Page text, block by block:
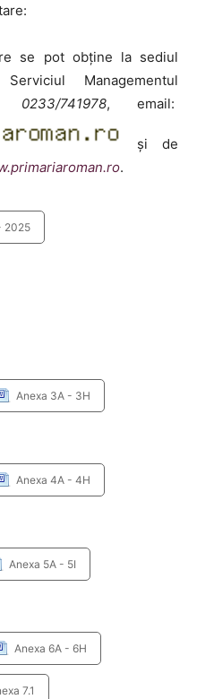
se pot obţine la sediul
Managementul
0233/741978, email:
şi de
.
2025
Anexa 3A - 3H
Anexa 4A - 4H
Anexa 5A - 5I
Anexa 6A - 6H
7.1